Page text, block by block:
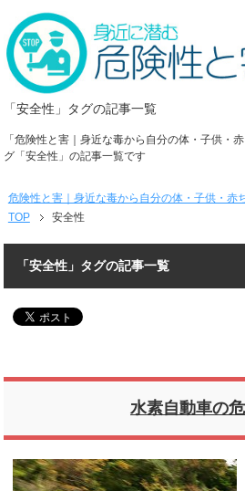
「安全性」タグの記事一覧
「危険性と害｜身近な毒から自分の体・子供・
グ「安全性」の記事一覧です
危険性と害｜身近な毒から自分の体・子供・赤
TOP
安全性
「安全性」タグの記事一覧
水素自動車の